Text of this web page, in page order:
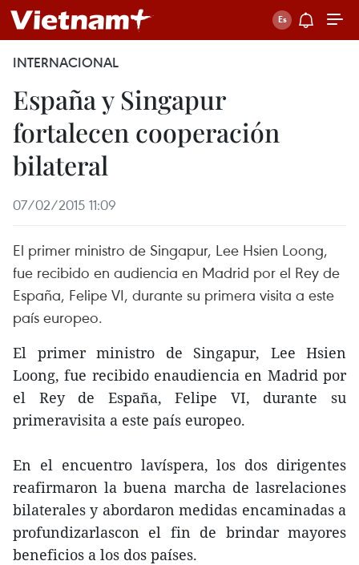
INTERNACIONAL
España y Singapur
fortalecen cooperación
bilateral
07/02/2015 11:09
El primer ministro de Singapur, Lee Hsien Loong,
fue recibido en audiencia en Madrid por el Rey de
España, Felipe VI, durante su primera visita a este
país europeo.
El primer ministro de Singapur, Lee Hsien
Loong, fue recibido enaudiencia en Madrid por
el Rey de España, Felipe VI, durante su
primeravisita a este país europeo.
En el encuentro lavíspera, los dos dirigentes
reafirmaron la buena marcha de lasrelaciones
bilaterales y abordaron medidas encaminadas a
profundizarlascon el fin de brindar mayores
beneficios a los dos países.